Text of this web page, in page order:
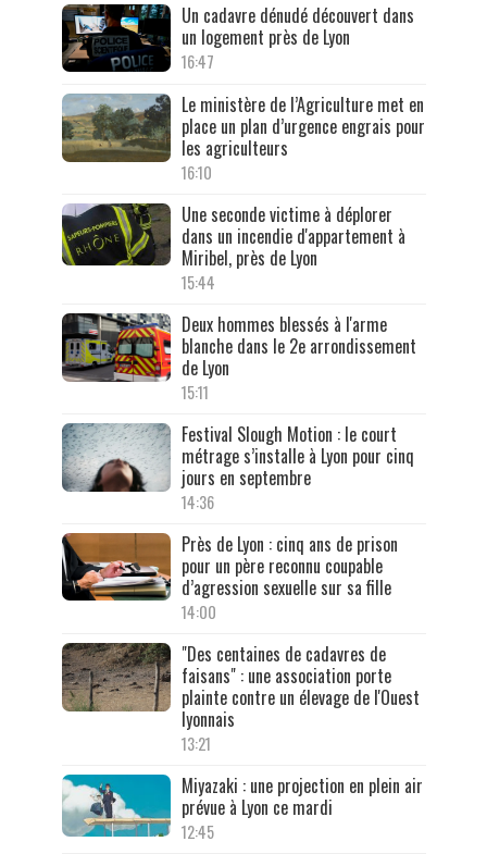
Un cadavre dénudé découvert dans
un logement près de Lyon
16:47
Le ministère de l’Agriculture met en
place un plan d’urgence engrais pour
les agriculteurs
16:10
Une seconde victime à déplorer
dans un incendie d'appartement à
Miribel, près de Lyon
15:44
Deux hommes blessés à l'arme
blanche dans le 2e arrondissement
de Lyon
15:11
Festival Slough Motion : le court
métrage s’installe à Lyon pour cinq
jours en septembre
14:36
Près de Lyon : cinq ans de prison
pour un père reconnu coupable
d’agression sexuelle sur sa fille
14:00
"Des centaines de cadavres de
faisans" : une association porte
plainte contre un élevage de l'Ouest
lyonnais
13:21
Miyazaki : une projection en plein air
prévue à Lyon ce mardi
12:45